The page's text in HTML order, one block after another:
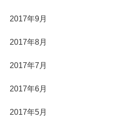
2017年9月
2017年8月
2017年7月
2017年6月
2017年5月